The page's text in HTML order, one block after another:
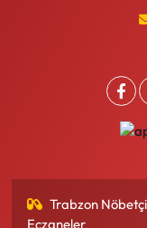
Trabzon Nöbetçi
Eczaneler